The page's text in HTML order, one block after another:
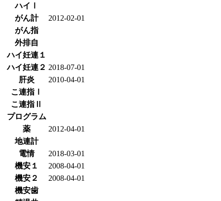
ハイⅠ
がん計
2012-02-01
がん指
外排自
ハイ妊連１
ハイ妊連２ 2018-07-01
肝炎
2010-04-01
こ連指Ⅰ
こ連指Ⅱ
プログラム
薬
2012-04-01
地連計
電情
2018-03-01
機安１
2008-04-01
機安２
2008-04-01
機安歯